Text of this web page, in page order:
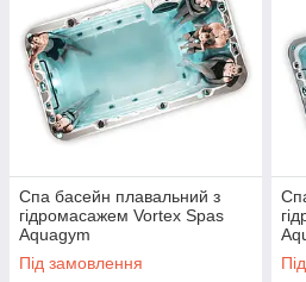
Спа басейн плавальний з
гідромасажем Vortex Spas
Aquagym
Під замовлення